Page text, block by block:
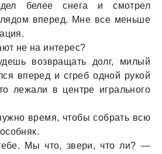
белее снега и смотрел
вперед. Мне все меньше
не на интерес?
возвращать долг, милый
вперед и сгреб одной рукой
лежали в центре игрального
время, чтобы собрать всю
Мы что, звери, что ли? —